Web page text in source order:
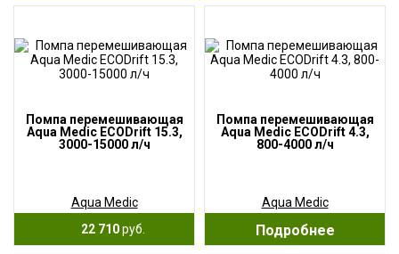
Помпа перемешивающая
Aqua Medic ECODrift 15.3,
3000-15000 л/ч
Aqua Medic
22 710руб.
Помпа перемешивающая
Aqua Medic ECODrift 4.3,
800-4000 л/ч
Aqua Medic
Подробнее